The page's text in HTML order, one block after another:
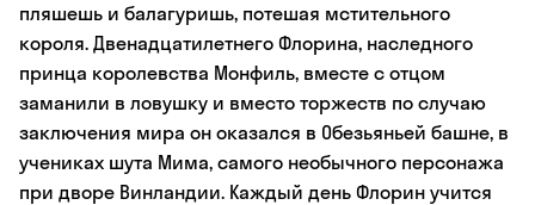
пляшешь и балагуришь, потешая мстительного
короля. Двенадцатилетнего Флорина, наследного
принца королевства Монфиль, вместе с отцом
заманили в ловушку и вместо торжеств по случаю
заключения мира он оказался в Обезьяньей башне, в
учениках шута Мима, самого необычного персонажа
при дворе Винландии. Каждый день Флорин учится